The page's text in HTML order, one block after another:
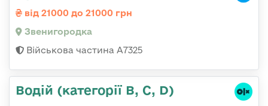
від 21000 до 21000 грн
Звенигородка
Військова частина А7325
Водій (категорії B, C, D)